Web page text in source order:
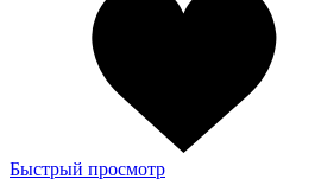
Быстрый просмотр